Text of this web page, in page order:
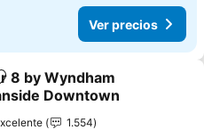
Ver precios
a favoritos
8 by Wyndham
Downtown
1.554